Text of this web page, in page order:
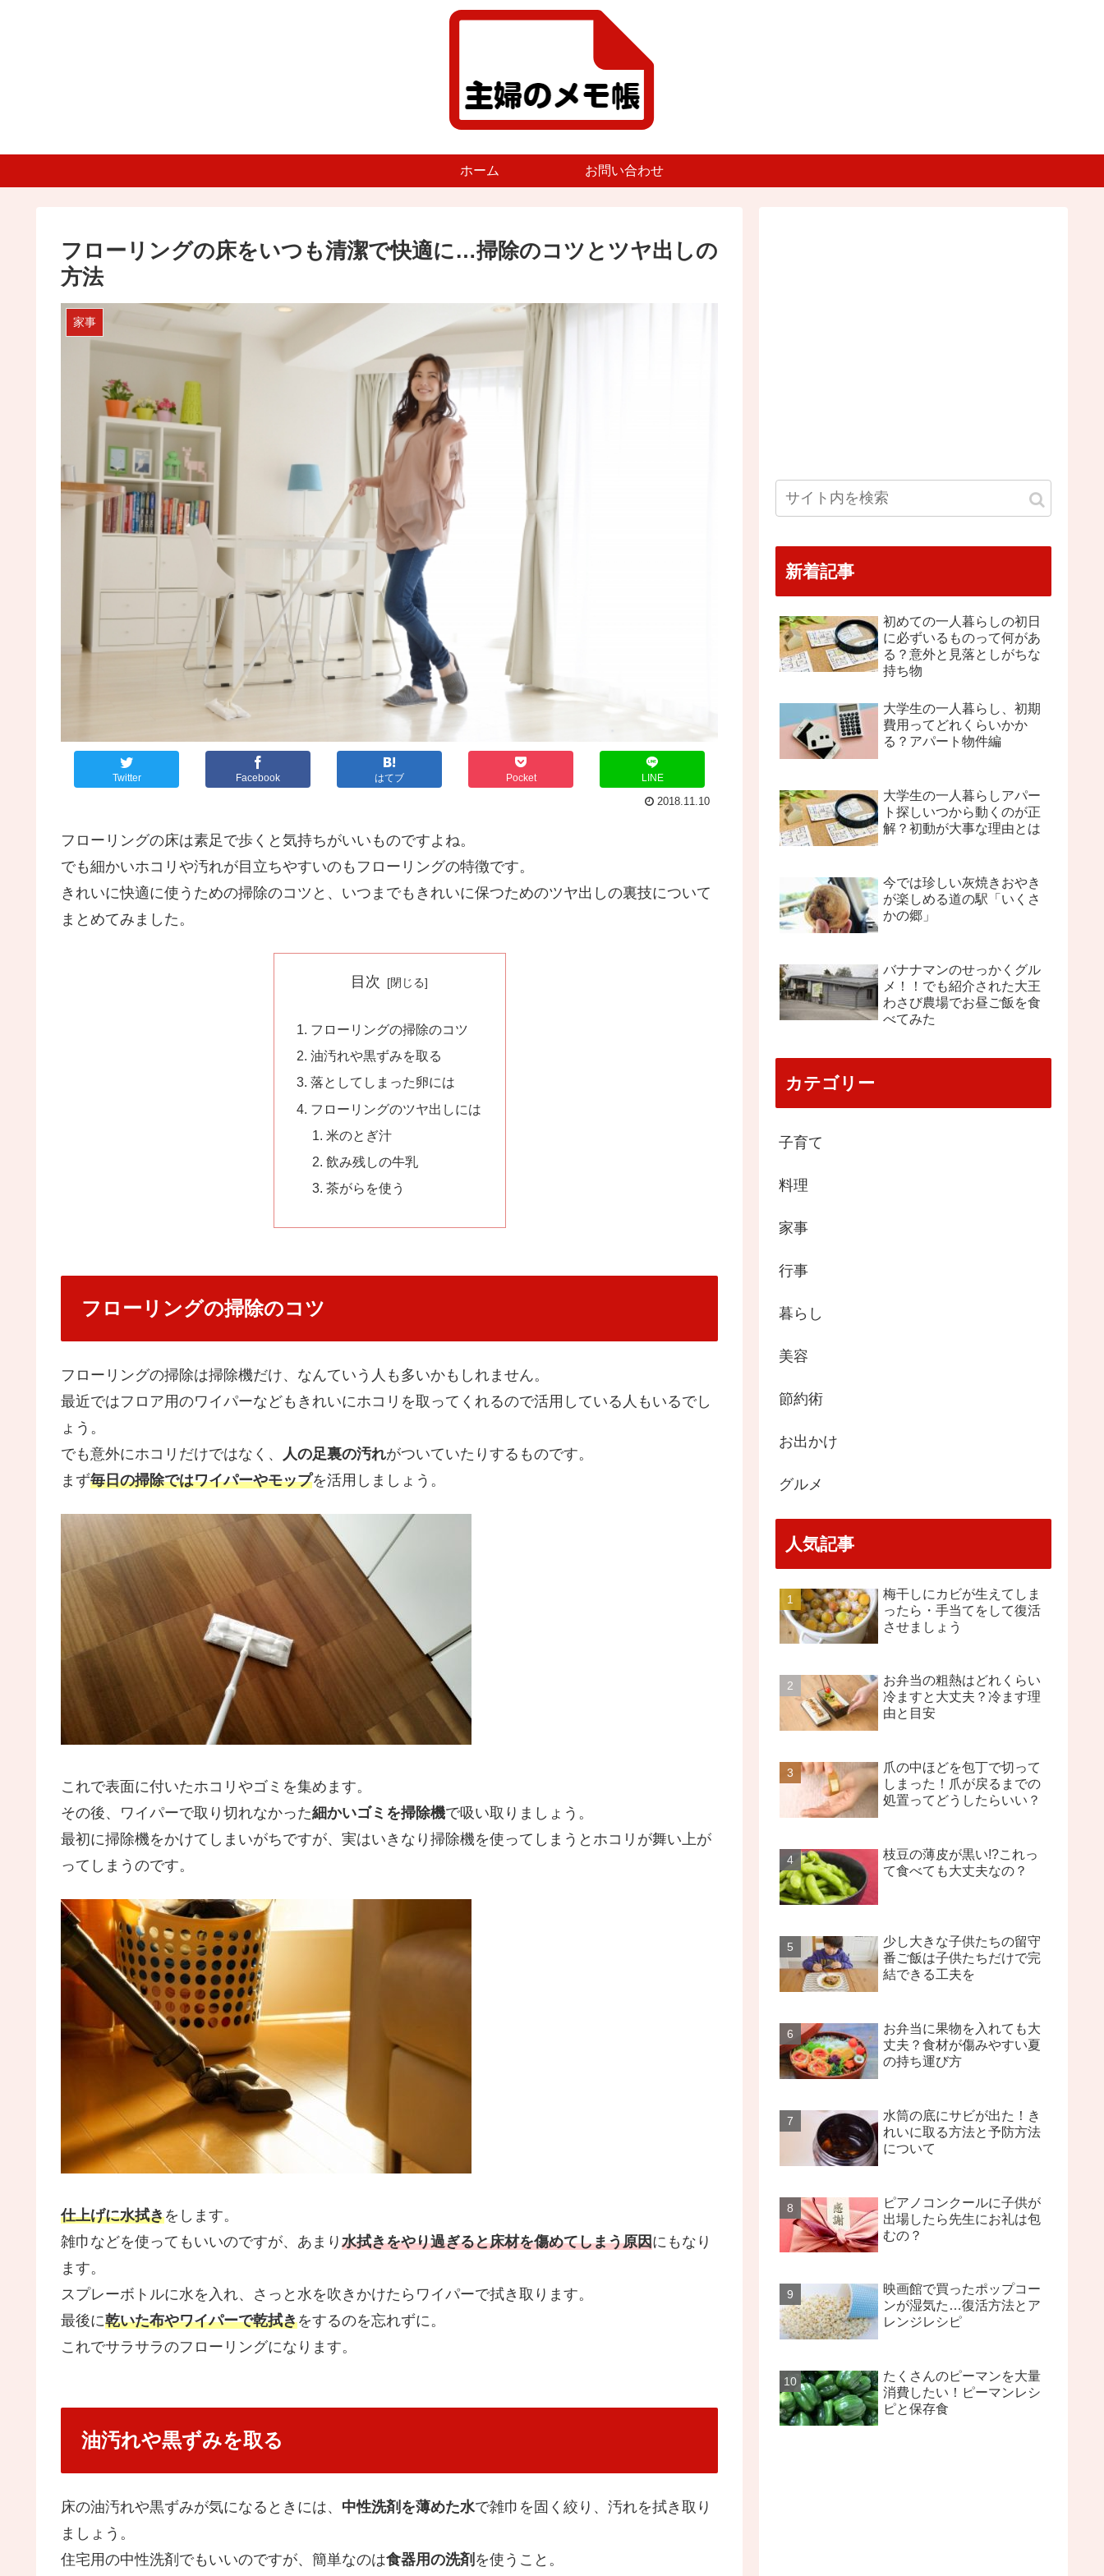
ホーム お問い合わせ
フローリングの床をいつも清潔で快適に…掃除のコツとツヤ出しの
方法
家事
Twitter Facebook はてブ Pocket LINE
2018.11.10
フローリングの床は素足で歩くと気持ちがいいものですよね。
でも細かいホコリや汚れが目立ちやすいのもフローリングの特徴です。
きれいに快適に使うための掃除のコツと、いつまでもきれいに保つためのツヤ出しの裏技について
まとめてみました。
目次
フローリングの掃除のコツ
油汚れや黒ずみを取る
落としてしまった卵には
フローリングのツヤ出しには
米のとぎ汁
飲み残しの牛乳
茶がらを使う
フローリングの掃除のコツ
フローリングの掃除は掃除機だけ、なんていう人も多いかもしれません。
最近ではフロア用のワイパーなどもきれいにホコリを取ってくれるので活用している人もいるでし
ょう。
でも意外にホコリだけではなく、
人の足裏の汚れがついていたりするものです。
まず毎日の掃除ではワイパーやモップを活用しましょう。
これで表面に付いたホコリやゴミを集めます。
その後、ワイパーで取り切れなかった細かいゴミを掃除機で吸い取りましょう。
最初に掃除機をかけてしまいがちですが、実はいきなり掃除機を使ってしまうとホコリが舞い上が
ってしまうのです。
仕上げに水拭きをします。
雑巾などを使ってもいいのですが、あまり 水拭きをやり過ぎると床材を傷めてしまう原因にもなり
ます。
スプレーボトルに水を入れ、さっと水を吹きかけたらワイパーで拭き取ります。
最後に乾いた布やワイパーで乾拭きをするのを忘れずに。
これでサラサラのフローリングになります。
油汚れや黒ずみを取る
床の油汚れや黒ずみが気になるときには、 中性洗剤を薄めた水で雑巾を固く絞り、汚れを拭き取り
ましょう。
住宅用の中性洗剤でもいいのですが、簡単なのは食器用の洗剤 を使うこと。
新着記事
初めての一人暮らしの初日
に必ずいるものって何があ
る？意外と見落としがちな
持ち物
大学生の一人暮らし、初期
費用ってどれくらいかか
る？アパート物件編
大学生の一人暮らしアパー
ト探しいつから動くのが正
解？初動が大事な理由とは
今では珍しい灰焼きおやき
が楽しめる道の駅「いくさ
かの郷」
バナナマンのせっかくグル
メ！！でも紹介された大王
わさび農場でお昼ご飯を食
べてみた
カテゴリー
子育て
料理
家事
行事
暮らし
美容
節約術
お出かけ
グルメ
人気記事
梅干しにカビが生えてしま
ったら・手当てをして復活
させましょう
お弁当の粗熱はどれくらい
冷ますと大丈夫？冷ます理
由と目安
爪の中ほどを包丁で切って
しまった！爪が戻るまでの
処置ってどうしたらいい？
枝豆の薄皮が黒い!?これっ
て食べても大丈夫なの？
少し大きな子供たちの留守
番ご飯は子供たちだけで完
結できる工夫を
お弁当に果物を入れても大
丈夫？食材が傷みやすい夏
の持ち運び方
水筒の底にサビが出た！き
れいに取る方法と予防方法
について
ピアノコンクールに子供が
出場したら先生にお礼は包
むの？
映画館で買ったポップコー
ンが湿気た…復活方法とア
レンジレシピ
たくさんのピーマンを大量
消費したい！ピーマンレシ
ピと保存食